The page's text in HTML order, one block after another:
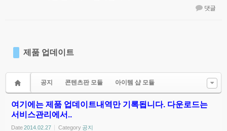
댓글
제품 업데이트
공지 콘텐츠판 모듈 아이템 샵 모듈
여기에는 제품 업데이트내역만 기록됩니다. 다운로드는
서비스관리에서..
Date2014.02.27 Category 공지